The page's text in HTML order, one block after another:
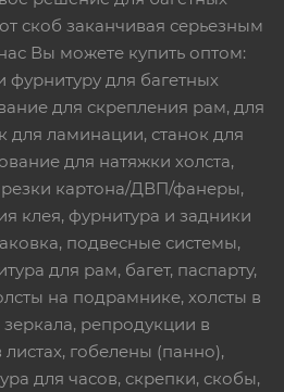
скоб заканчивая серьезным
Вы можете купить оптом:
для багетных
для скрепления рам, для
для ламинации, станок для
для натяжки холста,
картона/ДВП/фанеры,
клея, фурнитура и задники
подвесные системы,
для рам, багет, паспарту,
на подрамнике, холсты в
зеркала, репродукции в
листах, гобелены (панно),
для часов, скрепки, скобы,